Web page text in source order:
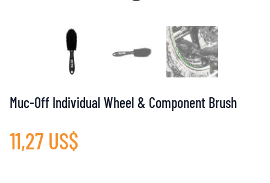
Muc-Off Individual Wheel & Component Brush
11,27 US$